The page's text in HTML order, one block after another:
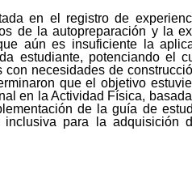
en el registro de
de la autopreparación y la
aún es insuficiente la
estudiante, potenciando el
con necesidades de
que el objetivo
en la Actividad Física,
de la guía de
para la adquisición